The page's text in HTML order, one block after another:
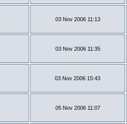
03 Nov 2006 11:13
03 Nov 2006 11:35
03 Nov 2006 15:43
05 Nov 2006 11:07